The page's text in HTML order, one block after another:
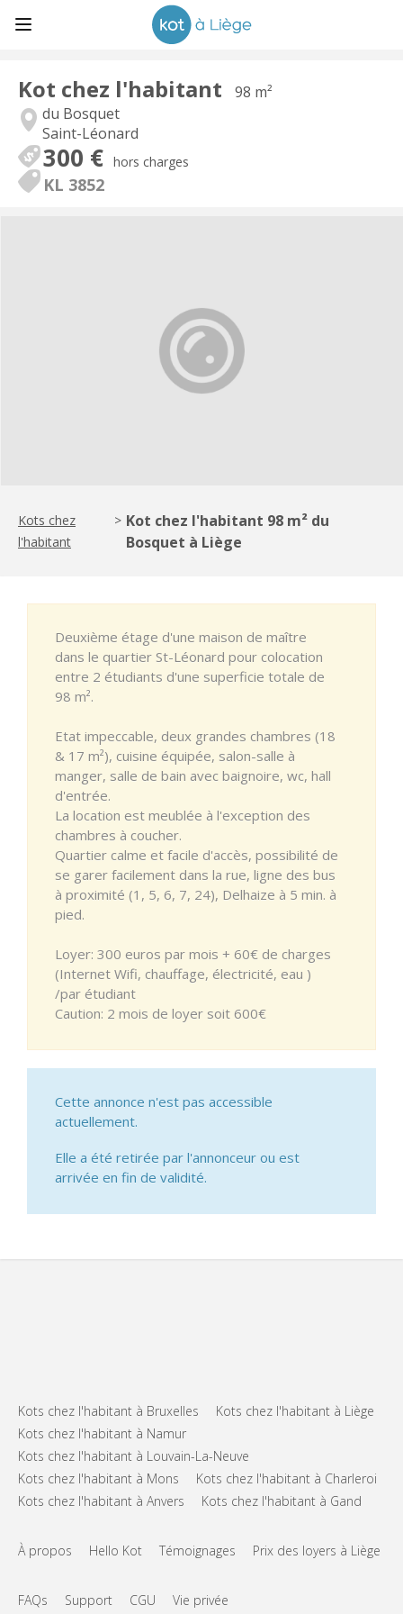
Kot chez l'habitant
98 m²
du Bosquet
Saint-Léonard
300 € hors charges
KL 3852
Kots chez
l'habitant
> Kot chez l'habitant 98 m² du
Bosquet à Liège
Deuxième étage d'une maison de maître
dans le quartier St-Léonard pour colocation
entre 2 étudiants d'une superficie totale de
98 m².
Etat impeccable, deux grandes chambres (18
& 17 m²), cuisine équipée, salon-salle à
manger, salle de bain avec baignoire, wc, hall
d'entrée.
La location est meublée à l'exception des
chambres à coucher.
Quartier calme et facile d'accès, possibilité de
se garer facilement dans la rue, ligne des bus
à proximité (1, 5, 6, 7, 24), Delhaize à 5 min. à
pied.
Loyer: 300 euros par mois + 60€ de charges
(Internet Wifi, chauffage, électricité, eau )
/par étudiant
Caution: 2 mois de loyer soit 600€
Cette annonce n'est pas accessible
actuellement.
Elle a été retirée par l'annonceur ou est
arrivée en fin de validité.
Kots chez l'habitant à Bruxelles
Kots chez l'habitant à Liège
Kots chez l'habitant à Namur
Kots chez l'habitant à Louvain-La-Neuve
Kots chez l'habitant à Mons
Kots chez l'habitant à Charleroi
Kots chez l'habitant à Anvers
Kots chez l'habitant à Gand
À propos Hello Kot Témoignages Prix des loyers à Liège
FAQs Support CGU Vie privée